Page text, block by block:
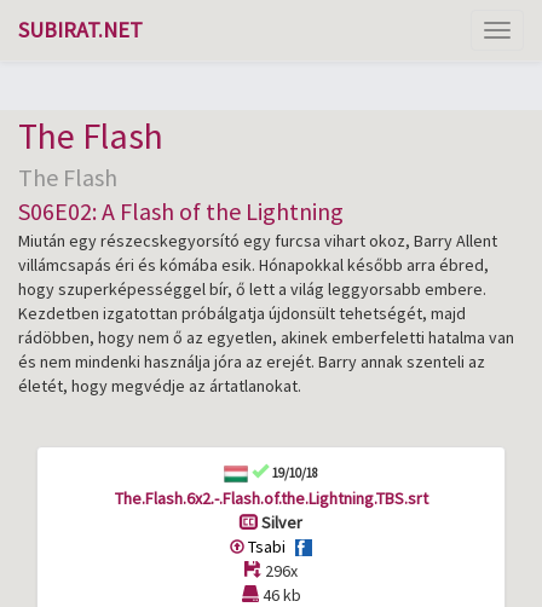
SUBIRAT.NET
The Flash
The Flash
S06E02: A Flash of the Lightning
Miután egy részecskegyorsító egy furcsa vihart okoz, Barry Allent
villámcsapás éri és kómába esik. Hónapokkal később arra ébred,
hogy szuperképességgel bír, ő lett a világ leggyorsabb embere.
Kezdetben izgatottan próbálgatja újdonsült tehetségét, majd
rádöbben, hogy nem ő az egyetlen, akinek emberfeletti hatalma van
és nem mindenki használja jóra az erejét. Barry annak szenteli az
életét, hogy megvédje az ártatlanokat.
19/10/18
The.Flash.6x2.-.Flash.of.the.Lightning.TBS.srt
Silver
Tsabi
296x
46 kb